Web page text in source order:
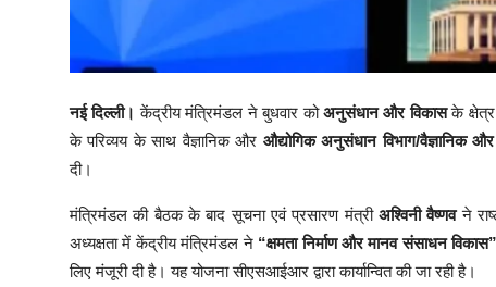
नई दिल्‍ली।केंद्रीय मंत्रिमंडल ने बुधवार कोअनुसंधान और विकासके
के परिव्यय के साथ वैज्ञानिक और औद्योगिक अनुसंधान विभाग/वैज्ञानिक
दी।
मंत्रिमंडल की बैठक के बाद सूचना एवं प्रसारण मंत्री अश्विनी वैष्णवने
अध्यक्षता में केंद्रीय मंत्रिमंडल ने “क्षमता निर्माण और मानव संसाधन विकास”
लिए मंजूरी दी है। यह योजना सीएसआईआर द्वारा कार्यान्वित की जा रही है।